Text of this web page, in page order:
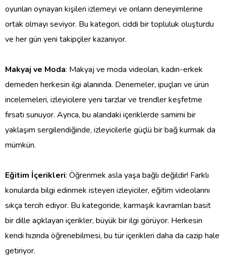
oyunları oynayan kişileri izlemeyi ve onların deneyimlerine
ortak olmayı seviyor. Bu kategori, ciddi bir topluluk oluşturdu
ve her gün yeni takipçiler kazanıyor.
Makyaj ve Moda: Makyaj ve moda videoları, kadın-erkek
demeden herkesin ilgi alanında. Denemeler, ipuçları ve ürün
incelemeleri, izleyicilere yeni tarzlar ve trendler keşfetme
fırsatı sunuyor. Ayrıca, bu alandaki içeriklerde samimi bir
yaklaşım sergilendiğinde, izleyicilerle güçlü bir bağ kurmak da
mümkün.
Eğitim İçerikleri: Öğrenmek asla yaşa bağlı değildir! Farklı
konularda bilgi edinmek isteyen izleyiciler, eğitim videolarını
sıkça tercih ediyor. Bu kategoride, karmaşık kavramları basit
bir dille açıklayan içerikler, büyük bir ilgi görüyor. Herkesin
kendi hızında öğrenebilmesi, bu tür içerikleri daha da cazip hale
getiriyor.